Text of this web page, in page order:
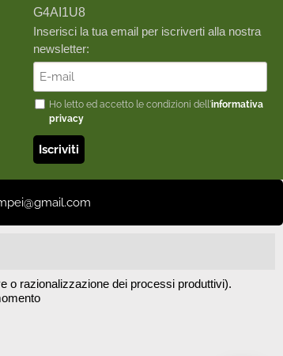
G4AI1U8
Inserisci la tua email per iscriverti alla nostra
newsletter:
Ho letto ed accetto le condizioni dell'informativa
privacy
o razionalizzazione dei processi produttivi).